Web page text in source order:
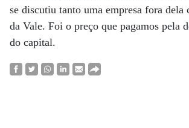
se discutiu tanto uma empresa fora dela
da Vale. Foi o preço que pagamos pela
do capital.